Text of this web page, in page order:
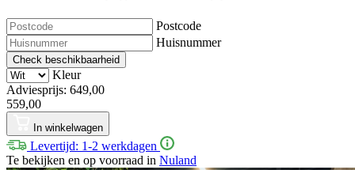
Postcode
Huisnummer
Check beschikbaarheid
Kleur
Adviesprijs: 649,00
559,00
In winkelwagen
Levertijd: 1-2 werkdagen
Te bekijken en op voorraad in Nuland